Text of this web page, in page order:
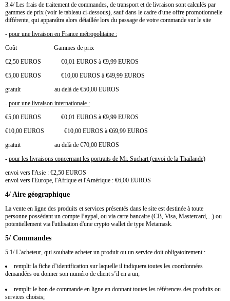
3.4/ Les frais de traitement de commandes, de transport et de livraison sont calculés par
gammes de prix (voir le tableau ci-dessous), sauf dans le cadre d'une offre promotionnelle
différente, qui apparaîtra alors détaillée lors du passage de votre commande sur le site
- pour une livraison en France métropolitaine :
Coût Gammes de prix
€2,50 EUROS €0,01 EUROS à €9,99 EUROS
€5,00 EUROS €10,00 EUROS à €49,99 EUROS
gratuit au delà de €50,00 EUROS
- pour une livraison internationale :
€5,00 EUROS €0,01 EUROS à €9,99 EUROS
€10,00 EUROS €10,00 EUROS à €69,99 EUROS
gratuit au delà de €70,00 EUROS
- pour les livraisons concernant les portraits de Mr. Suchart (envoi de la Thaïlande)
envoi vers l'Asie : €2,50 EUROS
envoi vers l'Europe, l'Afrique et l'Amérique : €6,00 EUROS
4/ Aire géographique
La vente en ligne des produits et services présentés dans le site est destinée à toute
personne possédant un compte Paypal, ou via carte bancaire (CB, Visa, Mastercard,...) ou
potentiellement via l'utilisation d'une crypto wallet de type Metamask.
5/ Commandes
5.1/ L’acheteur, qui souhaite acheter un produit ou un service doit obligatoirement :
remplir la fiche d’identification sur laquelle il indiquera toutes les coordonnées
demandées ou donner son numéro de client s’il en a un;
remplir le bon de commande en ligne en donnant toutes les références des produits ou
services choisis;